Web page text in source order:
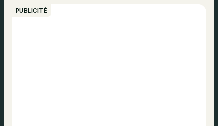
PUBLICITÉ